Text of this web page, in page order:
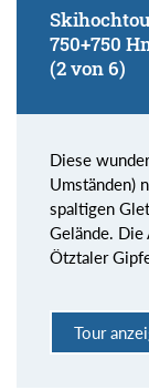
750+750
(2 von 6)
Diese
Umständen)
spaltigen
Gelände.
Ötztaler
Tour